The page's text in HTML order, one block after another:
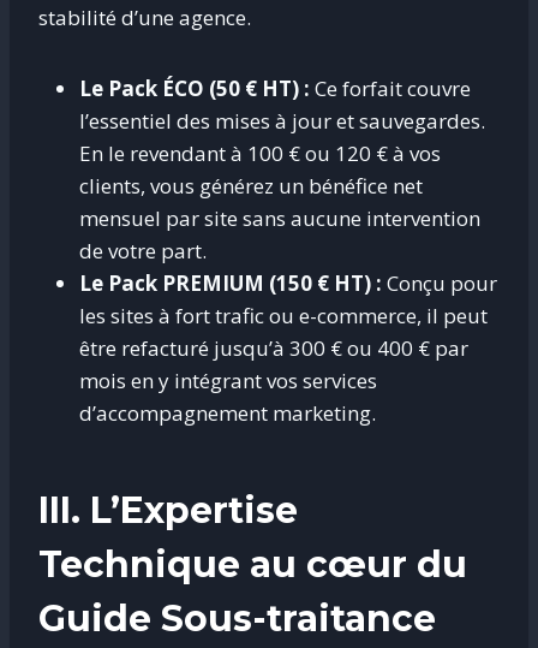
stabilité d’une agence.
Le Pack ÉCO (50 € HT) : Ce forfait couvre
l’essentiel des mises à jour et sauvegardes.
En le revendant à 100 € ou 120 € à vos
clients, vous générez un bénéfice net
mensuel par site sans aucune intervention
de votre part.
Le Pack PREMIUM (150 € HT) : Conçu pour
les sites à fort trafic ou e-commerce, il peut
être refacturé jusqu’à 300 € ou 400 € par
mois en y intégrant vos services
d’accompagnement marketing.
III. L’Expertise
Technique au cœur du
Guide Sous-traitance